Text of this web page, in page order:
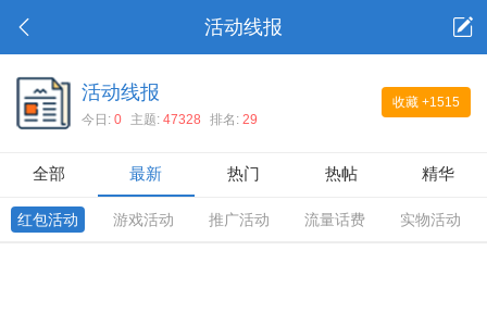
活动线报
收藏 +1515
活动线报
今日: 0 主题: 47328 排名: 29
全部 最新 热门 热帖 精华
红包活动 游戏活动 推广活动 流量话费 实物活动